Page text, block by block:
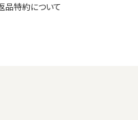
品特約について